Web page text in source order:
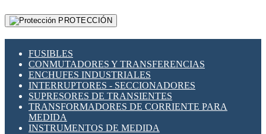
PROTECCIÓN
FUSIBLES
CONMUTADORES Y TRANSFERENCIAS
ENCHUFES INDUSTRIALES
INTERRUPTORES - SECCIONADORES
SUPRESORES DE TRANSIENTES
TRANSFORMADORES DE CORRIENTE PARA
MEDIDA
INSTRUMENTOS DE MEDIDA